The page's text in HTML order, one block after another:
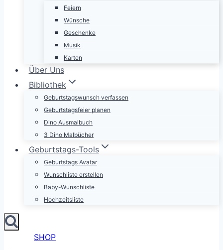
Feiern
Wünsche
Geschenke
Musik
Karten
Über Uns
Bibliothek
Geburtstagswunsch verfassen
Geburtstagsfeier planen
Dino Ausmalbuch
3 Dino Malbücher
Geburtstags-Tools
Geburtstags Avatar
Wunschliste erstellen
Baby-Wunschliste
Hochzeitsliste
SHOP